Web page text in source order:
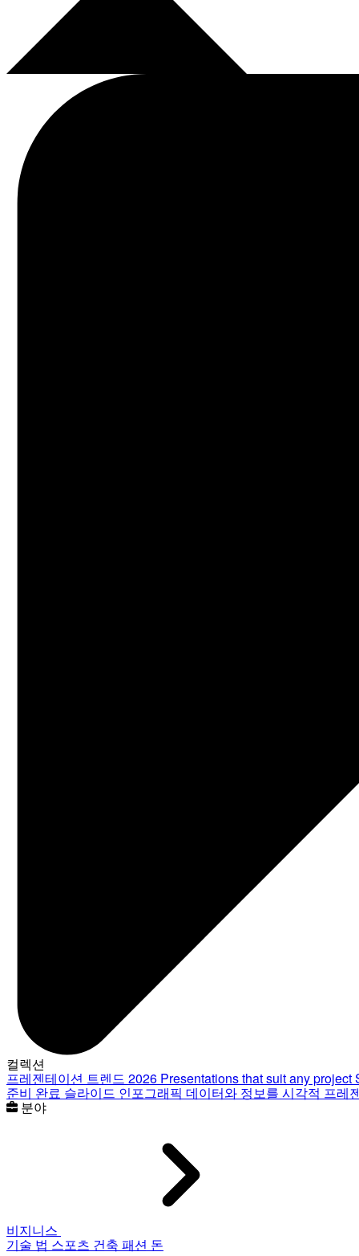
컬렉션
프레젠테이션 트렌드 2026 Presentations that suit any project
준비 완료 슬라이드 인포그래픽 데이터와 정보를 시각적 프레
분야
비지니스
기술 법 스포츠 건축 패션 돈